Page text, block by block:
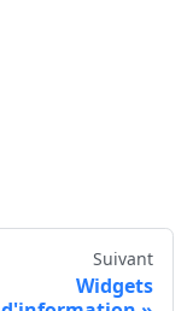
Suivant
Widgets